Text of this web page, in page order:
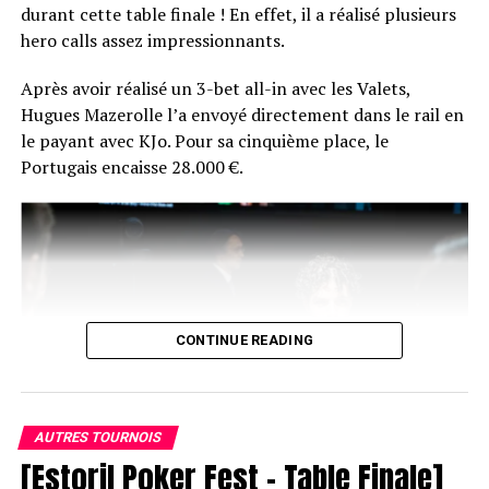
La réaction du vainqueur fera certainement son petit
bonhomme de chemin sur les réseaux du poker
français… En plus de ça, Chotec risque de se souvenir
longtemps de sa photo d’après-victoire… en peignoir !
durant cette table finale ! En effet, il a réalisé plusieurs
hero calls assez impressionnants.
Après avoir réalisé un 3-bet all-in avec les Valets,
Hugues Mazerolle l’a envoyé directement dans le rail en
le payant avec KJo. Pour sa cinquième place, le
Portugais encaisse 28.000 €.
CONTINUE READING
AUTRES TOURNOIS
[Estoril Poker Fest – Table Finale]